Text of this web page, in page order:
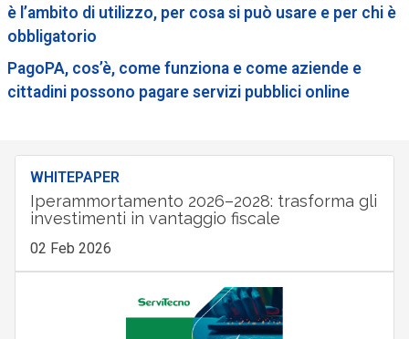
è l’ambito di utilizzo, per cosa si può usare e per chi è
obbligatorio
PagoPA, cos’è, come funziona e come aziende e
cittadini possono pagare servizi pubblici online
WHITEPAPER
Iperammortamento 2026–2028: trasforma gli
investimenti in vantaggio fiscale
02 Feb 2026